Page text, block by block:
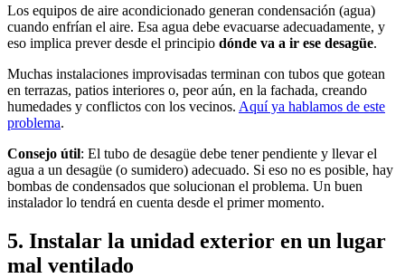
Los equipos de aire acondicionado generan condensación (agua)
cuando enfrían el aire. Esa agua debe evacuarse adecuadamente, y
eso implica prever desde el principio dónde va a ir ese desagüe.
Muchas instalaciones improvisadas terminan con tubos que gotean
en terrazas, patios interiores o, peor aún, en la fachada, creando
humedades y conflictos con los vecinos. Aquí ya hablamos de este
problema.
Consejo útil: El tubo de desagüe debe tener pendiente y llevar el
agua a un desagüe (o sumidero) adecuado. Si eso no es posible, hay
bombas de condensados que solucionan el problema. Un buen
instalador lo tendrá en cuenta desde el primer momento.
5. Instalar la unidad exterior en un lugar
mal ventilado